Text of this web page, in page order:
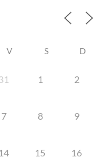
V S D
1 2
7 8 9
14 15 16